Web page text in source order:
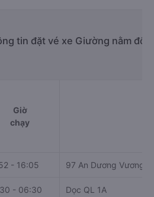
tin đặt vé xe Giường nằm đôi
Giờ
chạy
- 16:05 97 An Dương Vương,
- 06:30 Dọc QL 1A